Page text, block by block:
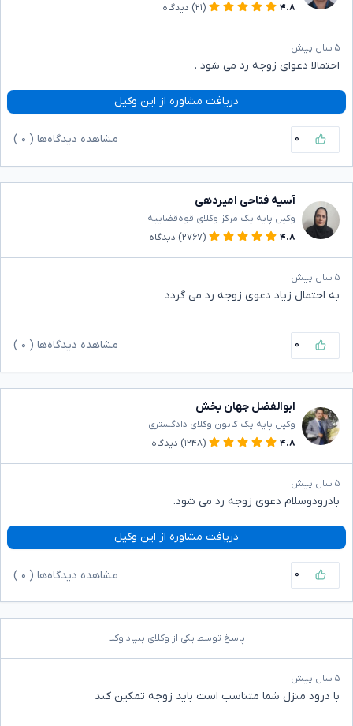
۴.۸
(۲۱) دیدگاه
۵ سال پیش
احتمالا دعوای زوجه رد می شود ‌.
دریافت مشاوره از این وکیل
۰ مشاهده دیدگاه‌ها ( ۰
آسیه فتاحی امیردهی
وکیل پایه یک مرکز وکلای قوه‌قضاییه
۴.۸
(۲۷۶۷) دیدگاه
۵ سال پیش
به احتمال زیاد دعوی زوجه رد می گردد
۰ مشاهده دیدگاه‌ها ( ۰
ابوالفضل جهان بخش
وکیل پایه یک کانون وکلای دادگستری
۴.۸
(۱۲۴۸) دیدگاه
۵ سال پیش
بادرودوسلام دعوی زوجه رد می شود.
دریافت مشاوره از این وکیل
۰ مشاهده دیدگاه‌ها ( ۰
پاسخ توسط یکی از وکلای بنیاد وکلا
۵ سال پیش
با درود منزل شما متناسب است باید زوجه تمکین کند